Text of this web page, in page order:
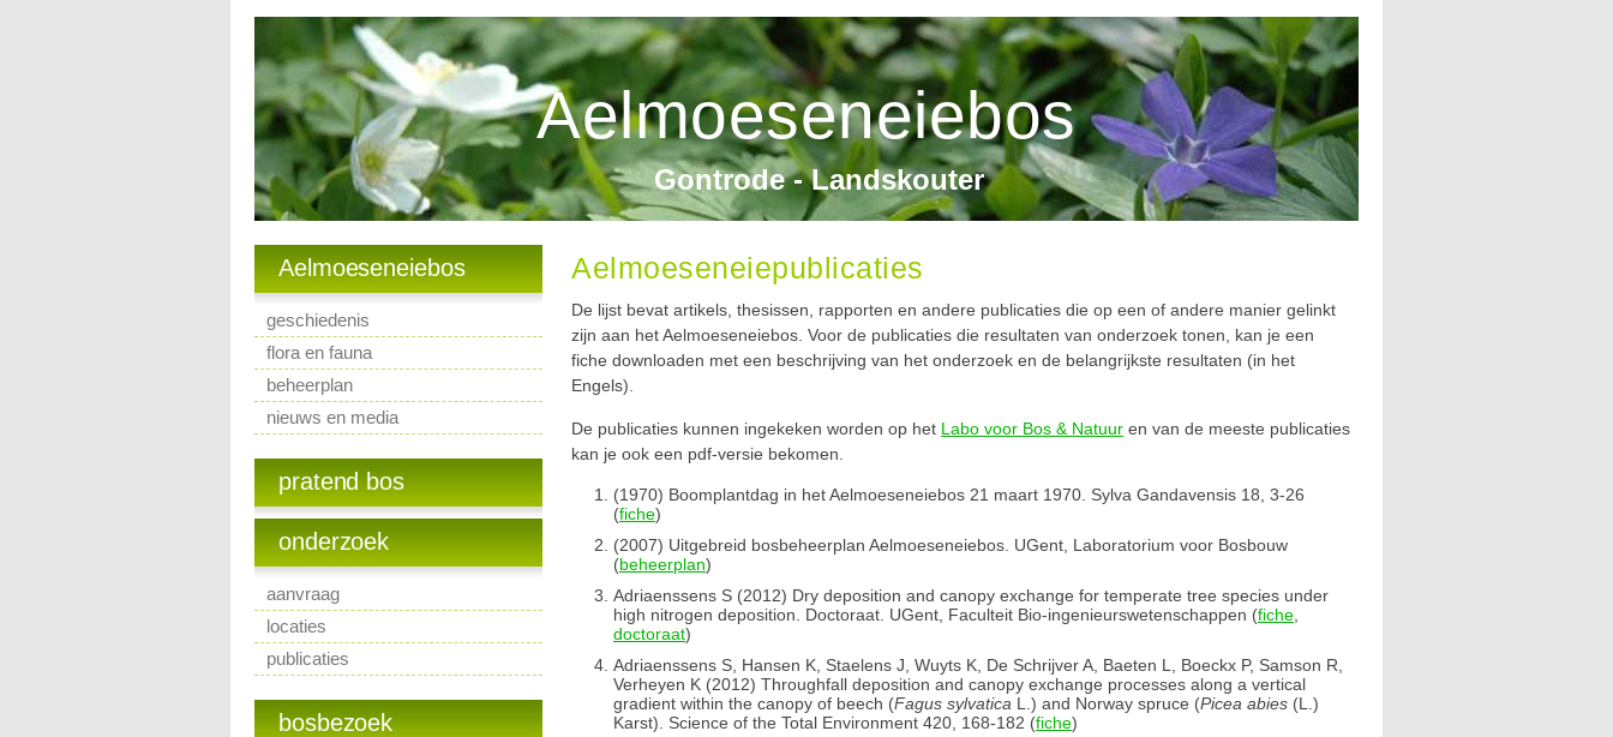
Aelmoeseneiebos
Gontrode - Landskouter
Aelmoeseneiepublicaties
De lijst bevat artikels, thesissen, rapporten en andere publicaties die op een of andere manier gelinkt
zijn aan het Aelmoeseneiebos. Voor de publicaties die resultaten van onderzoek tonen, kan je een
fiche downloaden met een beschrijving van het onderzoek en de belangrijkste resultaten (in het
Engels).
De publicaties kunnen ingekeken worden op het Labo voor Bos & Natuur en van de meeste publicaties
kan je ook een pdf-versie bekomen.
(1970) Boomplantdag in het Aelmoeseneiebos 21 maart 1970. Sylva Gandavensis 18, 3-26
(fiche)
(2007) Uitgebreid bosbeheerplan Aelmoeseneiebos. UGent, Laboratorium voor Bosbouw
(beheerplan)
Adriaenssens S (2012) Dry deposition and canopy exchange for temperate tree species under
high nitrogen deposition. Doctoraat. UGent, Faculteit Bio-ingenieurswetenschappen (fiche
doctoraat)
Adriaenssens S, Hansen K, Staelens J, Wuyts K, De Schrijver A, Baeten L, Boeckx P, Samson R,
Verheyen K (2012) Throughfall deposition and canopy exchange processes along a vertical
gradient within the canopy of beech (Fagus sylvatica L.) and Norway spruce (Picea abies (L.)
Karst). Science of the Total Environment 420, 168-182 (fiche)
Aelmoeseneiebos
geschiedenis
flora en fauna
beheerplan
nieuws en media
pratend bos
onderzoek
aanvraag
locaties
publicaties
bosbezoek